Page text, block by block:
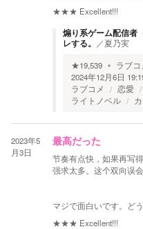
★★★ Excellent!!!
煽り系ゲーム配信者
レする。
／夏乃実
★19,539 ラブコ
2024年12月6日
ラブコメ
恋愛
ライトノベル
2023年5
月3日
最高だった
节奏有点快，如果再写
强求太多。这个双向误会
マジで面白いです。ど
★★★ Excellent!!!